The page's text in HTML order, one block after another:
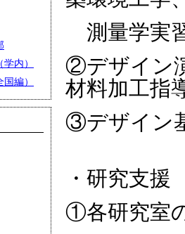
測量学実
②デザイン
材料加工指
③デザイン
・研究支援
①各研究室
内）
編）